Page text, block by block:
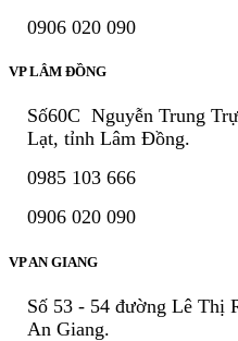
0906 020 090
VP LÂM ĐỒNG
Số60C Nguyễn Trung
Lạt, tỉnh Lâm Đồng.
0985 103 666
0906 020 090
VP AN GIANG
Số 53 - 54 đường Lê Thị
An Giang.